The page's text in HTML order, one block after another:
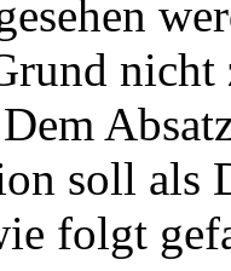
soll als
folgt